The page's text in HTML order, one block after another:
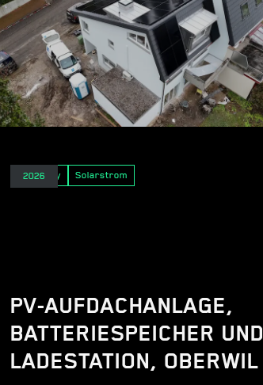
E-Mobility Solarstrom
PV-AUFDACHANLAGE,
BATTERIESPEICHER UND
LADESTATION, OBERWIL
2026